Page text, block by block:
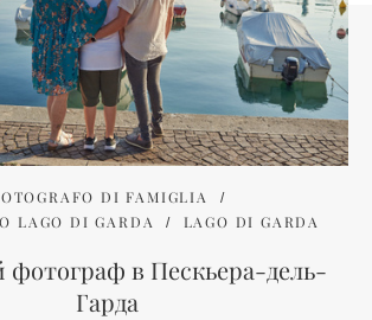
DI FAMIGLIA
LAGO DI GARDA
LAGO DI GARDA
в Пескьера-дель-
Гарда